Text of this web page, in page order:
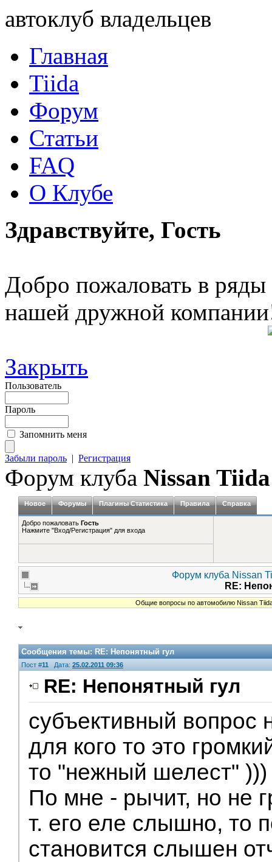
автоклуб владельцев
Главная
Tiida
Форум
Статьи
FAQ
О Клубе
Здравствуйте, Гость
Добро пожаловать в ряды
нашей дружной
Закрыть
Пользователь
Пароль
Запомнить меня
Забыли пароль | Регистрация
Форум клуба Nissan Tiida
Новое Форумы Плагины Статистика Правила Справка
Добро пожаловать Гость
Нажмите "Вход/Регистрация" для входа
Форум клуба Nissan
RE:
Общие вопросы по автомобилю Nissan
Сообщения темы:RE: Непонятный гул
Пост #11 Дата: 25.02.2011 09:36
RE: Непонятный гул
субъективный вопрос
для кого то это
то "нежный шелест" )))
По мне - рычит, но не
т. его еле слышно, то
становится слышен